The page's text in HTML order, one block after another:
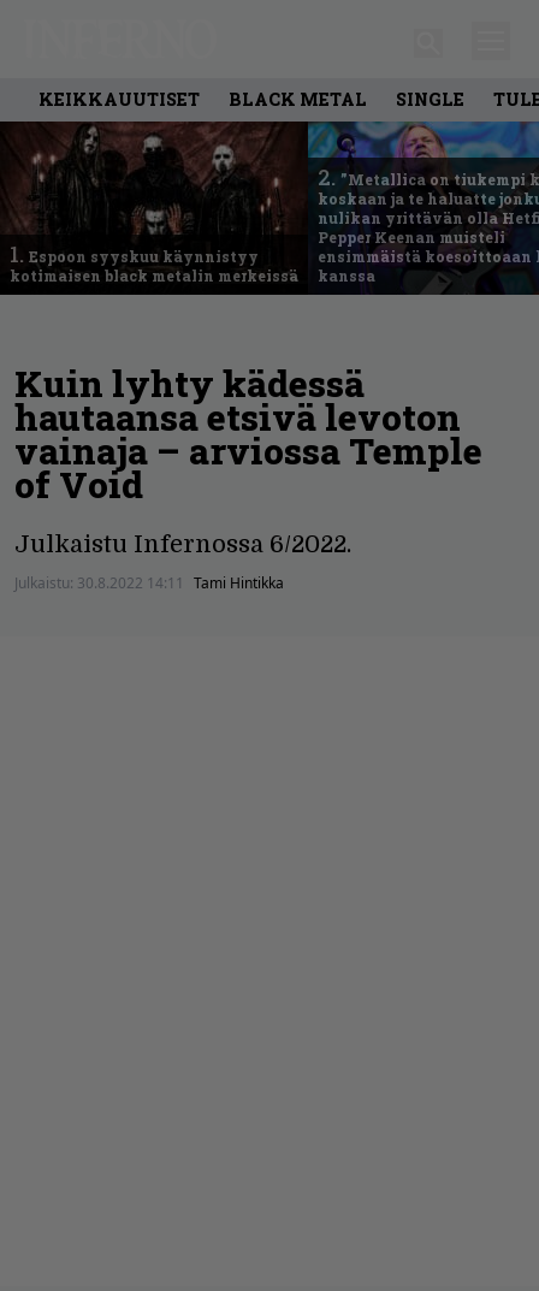
KEIKKAUUTISET BLACK METAL SINGLE
1. Espoon syyskuu käynnistyy
kotimaisen black metalin merkeissä
2. ”Metallica on tiukempi
koskaan ja te haluatte
nulikan yrittävän olla
Pepper Keenan muisteli
ensimmäistä
kanssa
Kuin lyhty kädessä
hautaansa etsivä levoton
vainaja – arviossa Temple
of Void
Julkaistu Infernossa 6/2022.
Julkaistu: 30.8.2022 14:11 Tami Hintikka